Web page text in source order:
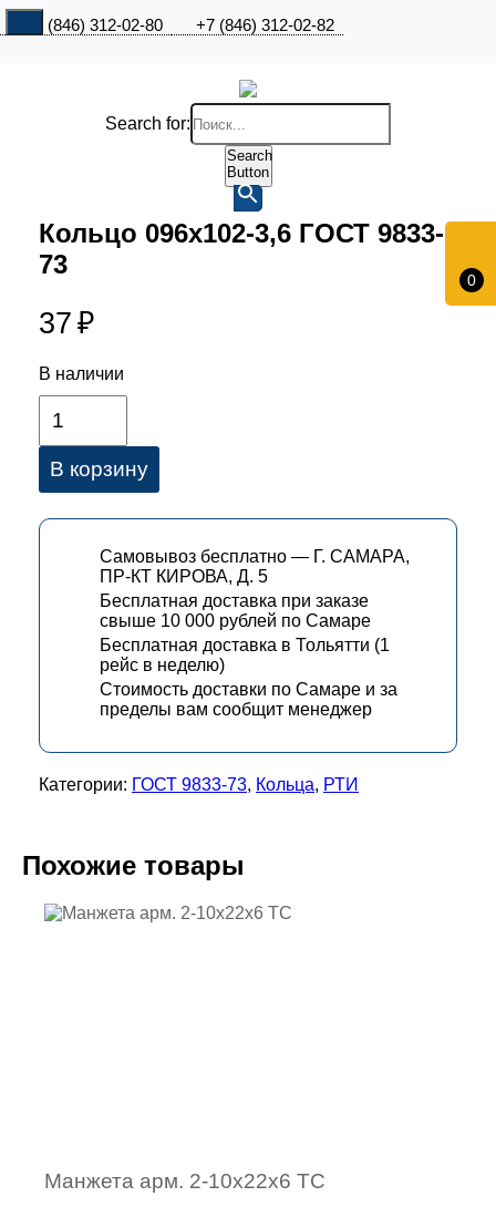
+7 (846) 312-02-80 +7 (846) 312-02-82
0
Search for:
Search
Button
Кольцо 096х102-3,6 ГОСТ 9833-
73
37 ₽
В наличии
В корзину
Самовывоз бесплатно — Г. САМАРА,
ПР-КТ КИРОВА, Д. 5
Бесплатная доставка при заказе
свыше 10 000 рублей по Самаре
Бесплатная доставка в Тольятти (1
рейс в неделю)
Стоимость доставки по Самаре и за
пределы вам сообщит менеджер
Категории: ГОСТ 9833-73, Кольца, РТИ
Похожие товары
Манжета арм. 2-10х22х6 ТC